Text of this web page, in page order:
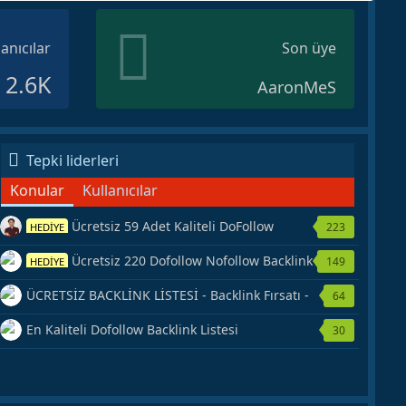
2.6K
Son üye
AaronMeS
Tepki liderleri
Konular
Kullanıcılar
HEDİYE Ücretsiz 59 Adet Kaliteli DoFollow
Backlink Kaynağı Veriyorum.
223
HEDİYE Ücretsiz 220 Dofollow Nofollow Backlink
Veriyorum
149
ÜCRETSİZ BACKLİNK LİSTESİ - Backlink Fırsatı -
Hemen Yetiş!
64
En Kaliteli Dofollow Backlink Listesi 30